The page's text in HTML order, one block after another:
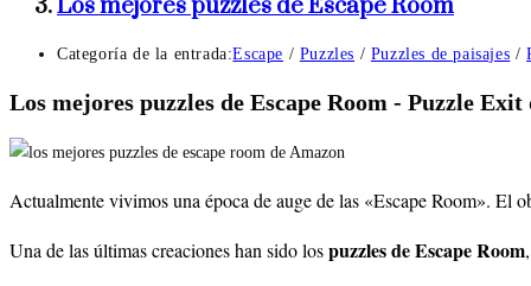
Los mejores puzzles de Escape Room
Categoría de la entrada:Escape / Puzzles / Puzzles de paisajes /
Los mejores puzzles de Escape Room - Puzzle
Actualmente vivimos una época de auge de las «Escape Room». El
Una de las últimas creaciones han sido lospuzzles de Escape Room